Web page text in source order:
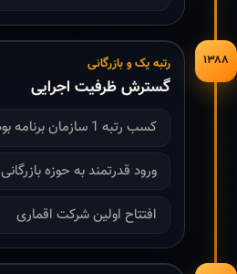
۱۳۸۸ رتبه یک و بازرگانی
گسترش ظرفیت اجرایی
کسب رتبه 1 سازمان برنامه بودجه
ورود قدرتمند به حوزه بازرگانی
افتتاح اولین شرکت اقماری